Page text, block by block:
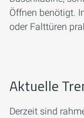
Öffnen benötigt.
oder Falttüren
Aktuelle
Derzeit sind